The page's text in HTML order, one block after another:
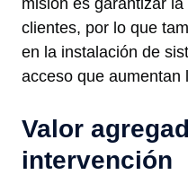
clientes, por lo que
en la instalación de
acceso que aumentan
Valor
intervención